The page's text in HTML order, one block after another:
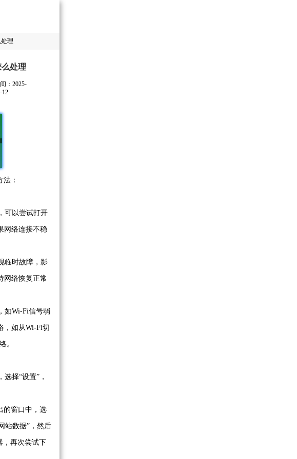
理
处理
：2025-
12
：
可以尝试打开
网络连接不稳
临时故障，影
网络恢复正常
如Wi-Fi信号弱
，如从Wi-Fi切
。
择“设置”，
的窗口中，选
站数据”，然后
，再次尝试下